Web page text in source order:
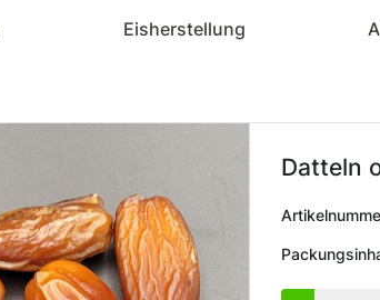
Eisherstellung
Datteln